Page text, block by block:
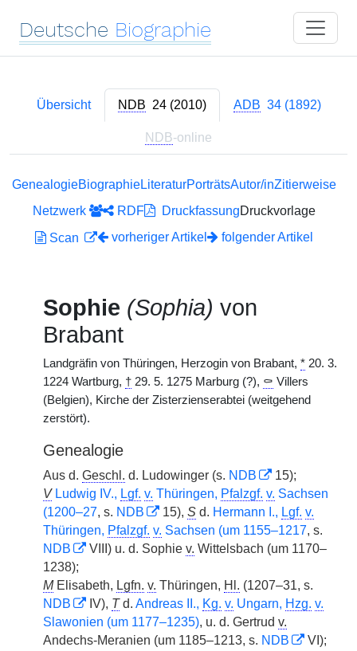
Deutsche Biographie
Übersicht NDB 24 (2010) ADB 34 (1892)
NDB-online
GenealogieBiographieLiteraturPorträtsAutor/inZitierweise
Netzwerk
RDF DruckfassungDruckvorlage
Scan
vorheriger Artikel folgender Artikel
Sophie (Sophia) von
Brabant
Landgräfin von Thüringen, Herzogin von Brabant, * 20. 3.
1224 Wartburg, † 29. 5. 1275 Marburg (?), ⚰ Villers
(Belgien), Kirche der Zisterzienserabtei (weitgehend
zerstört).
Genealogie
Aus d. Geschl. d. Ludowinger (s. NDB
15);
V Ludwig IV., Lgf. v. Thüringen, Pfalzgf. v. Sachsen
(1200–27, s. NDB 15), S d. Hermann I., Lgf. v.
Thüringen, Pfalzgf. v. Sachsen (um 1155–1217, s.
NDB
VIII) u. d. Sophie v. Wittelsbach (um 1170–
1238);
MElisabeth, Lgfn. v. Thüringen, Hl. (1207–31, s.
NDB
IV), Td. Andreas II., Kg. v. Ungarn, Hzg. v.
Slawonien (um 1177–1235), u. d. Gertrud v.
Andechs-Meranien (um 1185–1213, s. NDB
VI);